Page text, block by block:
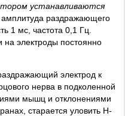
устанавливаются
амплитуда раздражающего
1 мс, частота 0,1 Гц.
на электроды постоянно
электрод к
нерва в подколенной
мышц и отклонениями
старается уловить Н-